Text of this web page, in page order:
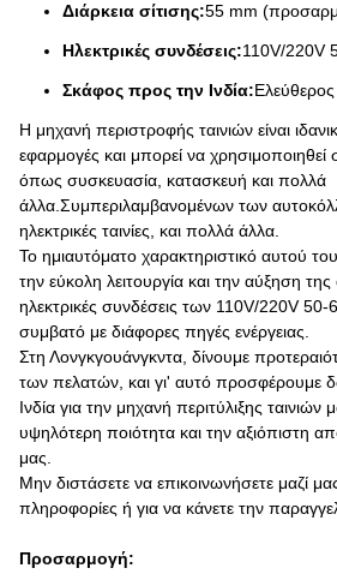
Διάρκεια σίτισης:55 mm
Ηλεκτρικές συνδέσεις:110V/220V
Σκάφος προς την Ινδία:Ελεύθερος
Η μηχανή περιστροφής ταινιών είναι
εφαρμογές και μπορεί να χρησιμοποιηθεί
όπως συσκευασία, κατασκευή και πολλά
άλλα.Συμπεριλαμβανομένων των
ηλεκτρικές ταινίες, και πολλά άλλα.
Το ημιαυτόματο χαρακτηριστικό αυτού
την εύκολη λειτουργία και την αύξηση
ηλεκτρικές συνδέσεις των 110V/220V 50-
συμβατό με διάφορες πηγές ενέργειας.
Στη Λονγκγουάνγκντα, δίνουμε
των πελατών, και γι' αυτό προσφέρουμε
Ινδία για την μηχανή περιτύλιξης
υψηλότερη ποιότητα και την αξιόπιστη
μας.
Μην διστάσετε να επικοινωνήσετε μαζί
πληροφορίες ή για να κάνετε την
Προσαρμογή: